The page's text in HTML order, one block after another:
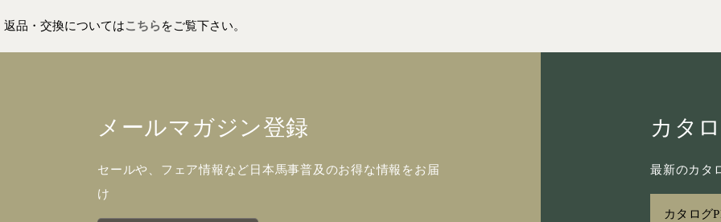
返品・交換についてはこちらをご覧下さい。
メールマガジン登録
セールや、フェア情報など日本馬事普及のお得な情報をお届
け
カタ
最新のカタ
カタログ